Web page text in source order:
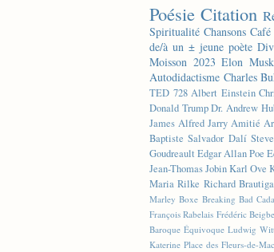
Poésie Citation
Spiritualité Chansons Café
de/à un ± jeune poète
Moisson 2023 Elon Musk
Autodidactisme Charles
TED 728 Albert Einstein
Donald Trump Dr. Andrew
James Alfred Jarry Amitié
Baptiste Salvador Dalí
Goudreault Edgar Allan Poe
Jean-Thomas JobinKarl Ove
Maria Rilke Richard
Marley Boxe Breaking Bad
François Rabelais Frédéric
Baroque Équivoque Ludwig
Katerine Place des Fleurs-de-